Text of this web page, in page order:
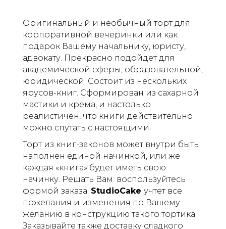
Оригинальный и необычный торт для
корпоративной вечеринки или как
подарок Вашему начальнику, юристу,
адвокату. Прекрасно подойдет для
академической сферы, образовательной,
юридической. Состоит из нескольких
ярусов-книг. Сформирован из сахарной
мастики и крема, и настолько
реалистичен, что книги действительно
можно спутать с настоящими.
Торт из книг-законов может внутри быть
наполнен единой начинкой, или же
каждая «книга» будет иметь свою
начинку. Решать Вам: воспользуйтесь
формой заказа. StudioCake учтет все
пожелания и изменения по Вашему
желанию в конструкцию такого тортика.
Заказывайте также доставку сладкого